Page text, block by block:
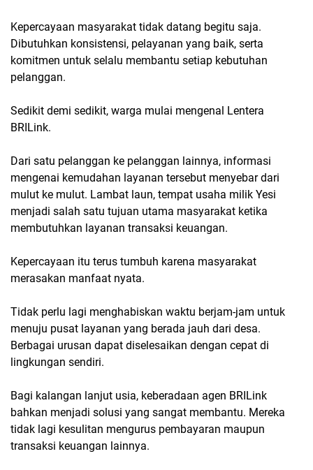
Kepercayaan masyarakat tidak datang begitu saja.
Dibutuhkan konsistensi, pelayanan yang baik, serta
komitmen untuk selalu membantu setiap kebutuhan
pelanggan.
Sedikit demi sedikit, warga mulai mengenal Lentera
BRILink.
Dari satu pelanggan ke pelanggan lainnya, informasi
mengenai kemudahan layanan tersebut menyebar dari
mulut ke mulut. Lambat laun, tempat usaha milik Yesi
menjadi salah satu tujuan utama masyarakat ketika
membutuhkan layanan transaksi keuangan.
Kepercayaan itu terus tumbuh karena masyarakat
merasakan manfaat nyata.
Tidak perlu lagi menghabiskan waktu berjam-jam untuk
menuju pusat layanan yang berada jauh dari desa.
Berbagai urusan dapat diselesaikan dengan cepat di
lingkungan sendiri.
Bagi kalangan lanjut usia, keberadaan agen BRILink
bahkan menjadi solusi yang sangat membantu. Mereka
tidak lagi kesulitan mengurus pembayaran maupun
transaksi keuangan lainnya.